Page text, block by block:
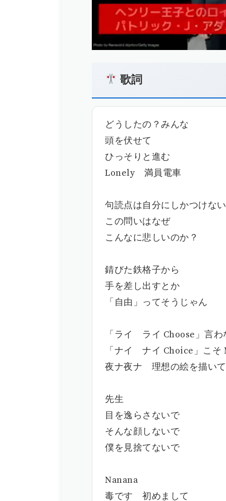
歌詞
どうしたの？みんな
頭を伏せて
ひっそりと進む
Lonely 満員電車
句読点は自分にしかつけな
この問いはなぜ
こんなに悲しいのか？
錆びた鉄格子から
手を差し出すとか
「自由」ってそうじゃん
「ライ ライ Choose」言わ
「ナイ ナイ Choice」こそ
夜ナ夜ナ 理想の絵を描いて
先生
目を逸らさないで
そんな顔しないで
僕を見捨てないで
Nanana
毒です 初めまして